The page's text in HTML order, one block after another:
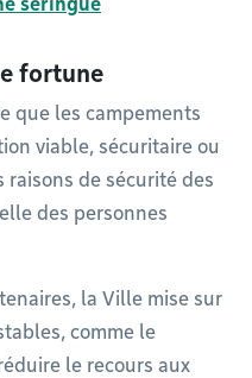
fortune
que les campements
viable, sécuritaire ou
de sécurité des
des personnes
la Ville mise sur
comme le
le recours aux